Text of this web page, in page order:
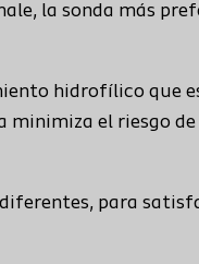
la sonda más
hidrofílico que
el riesgo
para